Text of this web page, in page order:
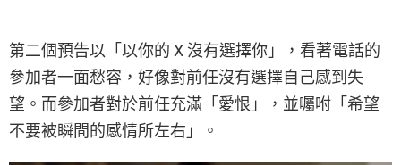
第二個預告以「以你的 X 沒有選擇你」，看著電話的
參加者一面愁容，好像對前任沒有選擇自己感到失
望。而參加者對於前任充滿「愛恨」，並囑咐「希望
不要被瞬間的感情所左右」。